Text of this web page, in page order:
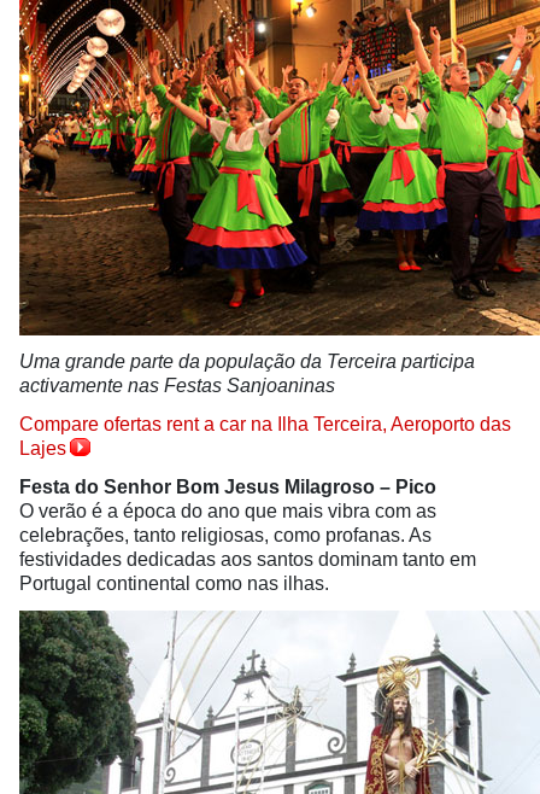
Uma grande parte da população da Terceira participa
activamente nas Festas Sanjoaninas
Compare ofertas rent a car na Ilha Terceira, Aeroporto das
Lajes
Festa do Senhor Bom Jesus Milagroso – Pico
O verão é a época do ano que mais vibra com as
celebrações, tanto religiosas, como profanas. As
festividades dedicadas aos santos dominam tanto em
Portugal continental como nas ilhas.